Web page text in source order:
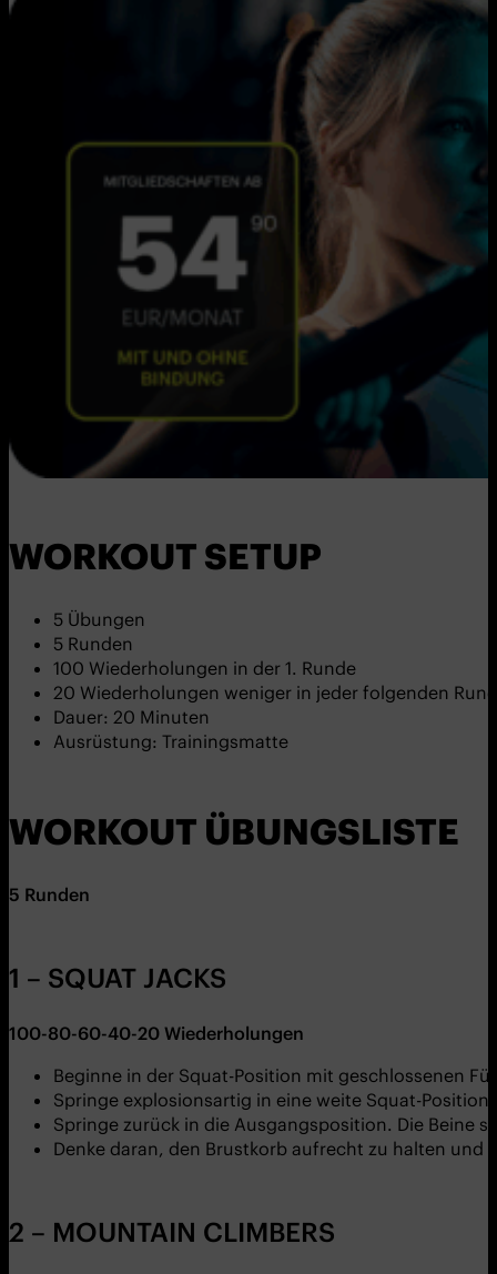
WORKOUT SETUP
5 Übungen
5 Runden
100 Wiederholungen in der 1. Runde
20 Wiederholungen weniger in jeder folgenden
Dauer: 20 Minuten
Ausrüstung: Trainingsmatte
WORKOUT ÜBUNGSLISTE
5 Runden
1 – SQUAT JACKS
100-80-60-40-20 Wiederholungen
Beginne in der Squat-Position mit geschlossenen
Springe explosionsartig in eine weite Squat-
Springe zurück in die Ausgangsposition. Die Beine
Denke daran, den Brustkorb aufrecht zu halten
2 – MOUNTAIN CLIMBERS